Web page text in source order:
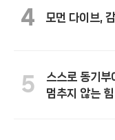
4 모먼 다이브,
5
스스로 동기부
멈추지 않는 힘